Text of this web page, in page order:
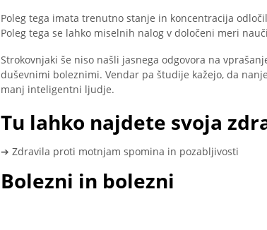
Poleg tega imata trenutno stanje in koncentracija
Poleg tega se lahko miselnih nalog v določeni meri
Strokovnjaki še niso našli jasnega odgovora na
duševnimi boleznimi. Vendar pa študije kažejo, da
manj inteligentni ljudje.
Tu lahko najdete svoja
➔ Zdravila proti motnjam spomina in pozabljivosti
Bolezni in bolezni